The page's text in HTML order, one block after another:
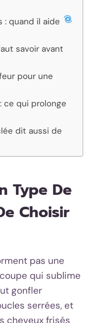
: quand il aide
savoir avant
pour une
ce qui prolonge
dit aussi de
Type De
Choisir
pas une
qui sublime
gonfler
serrées, et
cheveux frisés